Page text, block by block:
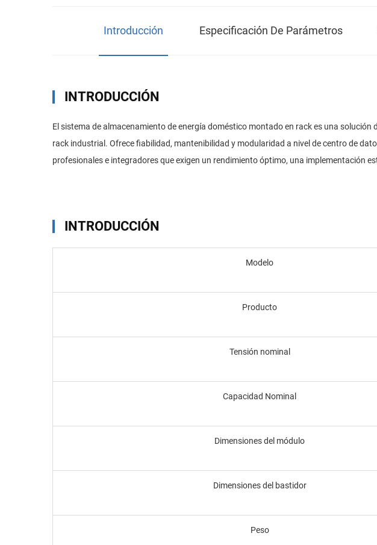
Introducción Especificación De Parámetros
INTRODUCCIÓN
El sistema de almacenamiento de energía doméstico montado en rack es una
rack industrial. Ofrece fiabilidad, mantenibilidad y modularidad a nivel de centro de
profesionales e integradores que exigen un rendimiento óptimo, una implementación
INTRODUCCIÓN
Modelo
Producto
Tensión nominal
Capacidad Nominal
Dimensiones del módulo
Dimensiones del bastidor
Peso